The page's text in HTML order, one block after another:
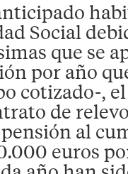
Social
que se
por año
cotizado-,
de
al
euros